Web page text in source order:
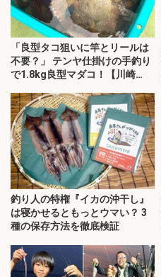
「良型タコ狙いに竿とリールは
不要？」 テンヤ仕掛けの手釣り
で1.8kg良型マダコ！【川崎
釣り人の特権『イカの沖干し』
は寝かせるともっとウマい？ 3
種の保存方法を徹底検証